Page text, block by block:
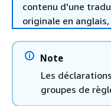
contenu d'une
originale en
Note
Les
groupes de